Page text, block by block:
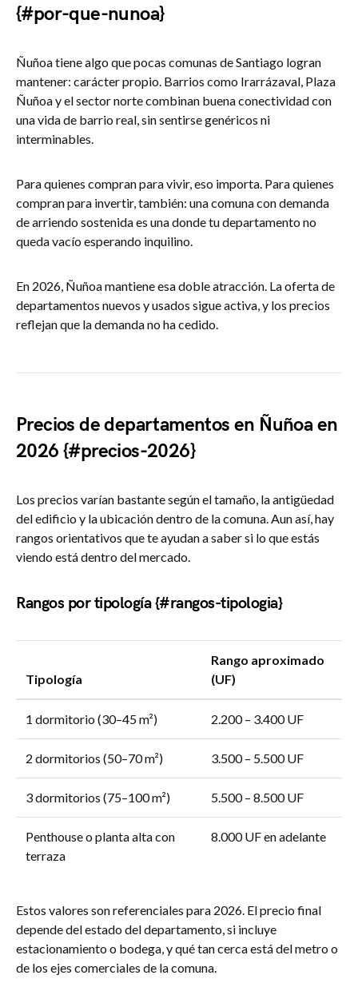
{#por-que-nunoa}
Ñuñoa tiene algo que pocas comunas de Santiago logran
mantener: carácter propio. Barrios como Irarrázaval, Plaza
Ñuñoa y el sector norte combinan buena conectividad con
una vida de barrio real, sin sentirse genéricos ni
interminables.
Para quienes compran para vivir, eso importa. Para quienes
compran para invertir, también: una comuna con demanda
de arriendo sostenida es una donde tu departamento no
queda vacío esperando inquilino.
En 2026, Ñuñoa mantiene esa doble atracción. La oferta de
departamentos nuevos y usados sigue activa, y los precios
reflejan que la demanda no ha cedido.
Precios de departamentos en Ñuñoa en
2026 {#precios-2026}
Los precios varían bastante según el tamaño, la antigüedad
del edificio y la ubicación dentro de la comuna. Aun así, hay
rangos orientativos que te ayudan a saber si lo que estás
viendo está dentro del mercado.
Rangos por tipología {#rangos-tipologia}
Tipología
Rango aproximado
(UF)
1 dormitorio (30–45 m²) 2.200 – 3.400 UF
2 dormitorios (50–70 m²) 3.500 – 5.500 UF
3 dormitorios (75–100 m²) 5.500 – 8.500 UF
Penthouse o planta alta con
terraza
8.000 UF en adelante
Estos valores son referenciales para 2026. El precio final
depende del estado del departamento, si incluye
estacionamiento o bodega, y qué tan cerca está del metro o
de los ejes comerciales de la comuna.